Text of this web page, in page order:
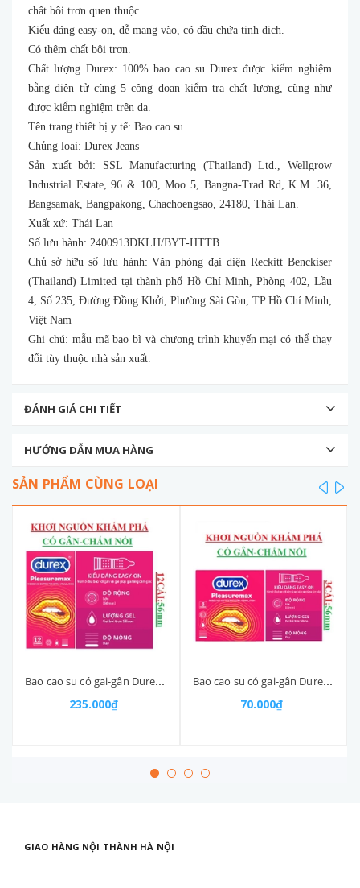
chất bôi trơn quen thuộc.
Kiểu dáng easy-on, dễ mang vào, có đầu chứa tinh dịch.
Có thêm chất bôi trơn.
Chất lượng Durex: 100% bao cao su Durex được kiểm nghiệm
bằng điện tử cùng 5 công đoạn kiểm tra chất lượng, cũng như
được kiểm nghiệm trên da.
Tên trang thiết bị y tế: Bao cao su
Chủng loại: Durex Jeans
Sản xuất bởi: SSL Manufacturing (Thailand) Ltd., Wellgrow
Industrial Estate, 96 & 100, Moo 5, Bangna-Trad Rd, K.M. 36,
Bangsamak, Bangpakong, Chachoengsao, 24180, Thái Lan.
Xuất xứ: Thái Lan
Số lưu hành: 2400913ĐKLH/BYT-HTTB
Chủ sở hữu số lưu hành: Văn phòng đại diện Reckitt Benckiser
(Thailand) Limited tại thành phố Hồ Chí Minh, Phòng 402, Lầu
4, Số 235, Đường Đồng Khởi, Phường Sài Gòn, TP Hồ Chí Minh,
Việt Nam
Ghi chú: mẫu mã bao bì và chương trình khuyến mại có thể thay
đổi tùy thuộc nhà sản xuất.
ĐÁNH GIÁ CHI TIẾT
HƯỚNG DẪN MUA HÀNG
SẢN PHẨM CÙNG LOẠI
Bao cao su có gai-gân Durex Pleasuremax ribbed and dotted for extra stimulation hộp 12S
235.000₫
Bao cao su có gai-gân Durex Pleasuremax ribbed and dotted for extra stimulation hộp3s
70.000₫
prev
GIAO HÀNG NỘI THÀNH HÀ NỘI